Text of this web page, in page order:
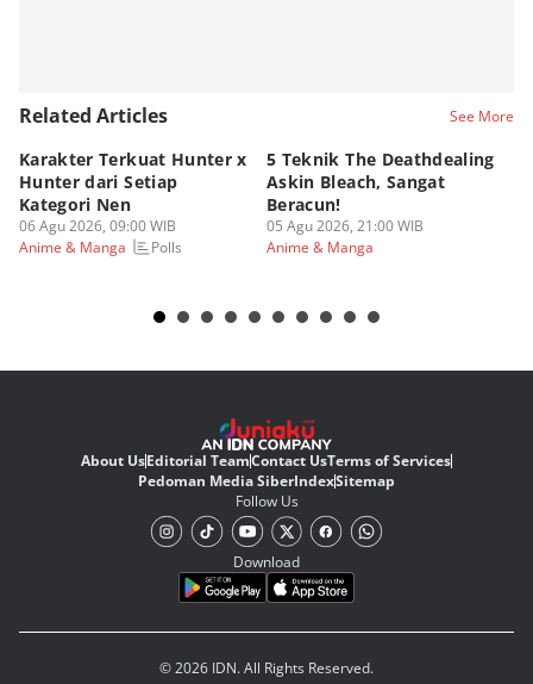
Related Articles See More
Karakter Terkuat Hunter x
Hunter dari Setiap
Kategori Nen
06 Agu 2026, 09:00 WIB
Anime & Manga
Polls
5 Teknik The Deathdealing
Askin Bleach, Sangat
Beracun!
05 Agu 2026, 21:00 WIB
Anime & Manga
About UsEditorial TeamContact UsTerms of Services
Pedoman Media SiberIndexSitemap
Follow Us
Download
© 2026 IDN. All Rights Reserved.